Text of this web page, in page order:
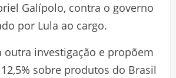
Galípolo, contra o governo
por Lula ao cargo.
outra investigação e propõem
sobre produtos do Brasil